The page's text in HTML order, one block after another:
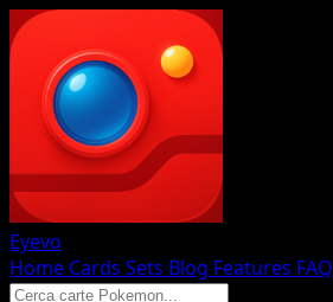
Eyevo
Home Cards Sets Blog Features FAQ